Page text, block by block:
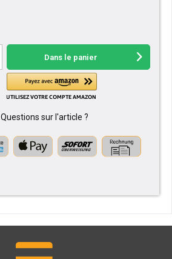
Dans le panier
Questions sur l'article ?